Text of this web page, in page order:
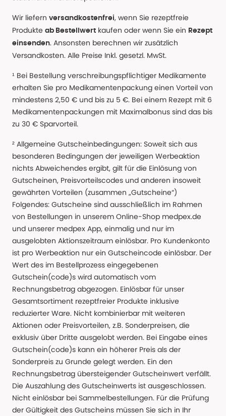
Wir liefern versandkostenfrei, wenn Sie rezeptfreie
Produkte ab Bestellwert kaufen oder wenn Sie ein Rezept
einsenden. Ansonsten berechnen wir zusätzlich
Versandkosten. Alle Preise Inkl. gesetzl. MwSt.
¹ Bei Bestellung verschreibungspflichtiger Medikamente
erhalten Sie pro Medikamentenpackung einen Vorteil von
mindestens 2,50 € und bis zu 5 €. Bei einem Rezept mit 6
Medikamentenpackungen mit Maximalbonus sind das bis
zu 30 € Sparvorteil.
² Allgemeine Gutscheinbedingungen: Soweit sich aus
besonderen Bedingungen der jeweiligen Werbeaktion
nichts Abweichendes ergibt, gilt für die Einlösung von
Gutscheinen, Preisvorteilscodes und anderen insoweit
gewährten Vorteilen (zusammen „Gutscheine“)
Folgendes: Gutscheine sind ausschließlich im Rahmen
von Bestellungen in unserem Online-Shop medpex.de
und unserer medpex App, einmalig und nur im
ausgelobten Aktionszeitraum einlösbar. Pro Kundenkonto
ist pro Werbeaktion nur ein Gutscheincode einlösbar. Der
Wert des im Bestellprozess eingegebenen
Gutschein(code)s wird automatisch vom
Rechnungsbetrag abgezogen. Einlösbar für unser
Gesamtsortiment rezeptfreier Produkte inklusive
reduzierter Ware. Nicht kombinierbar mit weiteren
Aktionen oder Preisvorteilen, z.B. Sonderpreisen, die
exklusiv über Dritte ausgelobt werden. Bei Eingabe eines
Gutschein(code)s kann ein höherer Preis als der
Sonderpreis zu Grunde gelegt werden. Ein den
Rechnungsbetrag übersteigender Gutscheinwert verfällt.
Die Auszahlung des Gutscheinwerts ist ausgeschlossen.
Nicht einlösbar bei Sammelbestellungen. Für die Prüfung
der Gültigkeit des Gutscheins müssen Sie sich in Ihr